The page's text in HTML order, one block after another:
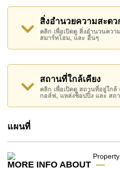
The Orient Resort & Spa มีสิ่
กลาง ได้แก่ สไลเดอร์, ฟิสเนส
รปภ.24ชม.
สถานที่สำคัญใกล้ The Orient
ทางไปชายหาดได้ง่าย, ไกล้เคี
สี่ภาคพัทยา, อันเดอร์วอเตอร์ เ
ฟีนิกซ์ โกลด์ , รพ.กรุงเทพจอม
อสังหาริมทรัพย์นี้เปิดให้เช่าระ
บาทต่อเดือน
มัดจำ 2 เดือน ก่อนเข้าอยู่อาศัย
สิ่งอำนวยความสะดว
คลิก เพื่อเปิดดู สิ่งอำนวนคว
สมาร์ทโฮม, และ อื่นๆ
สถานที่ใกล้เคียง
คลิก เพื่อเปิดดู สถานที่อยู่ใกล้
กอล์ฟ, แหล่งช็อปปิ้ง และ สถ
แผนที่
MORE INFO ABOUT